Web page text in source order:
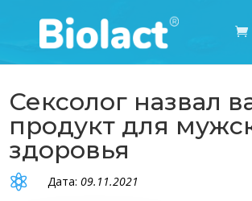
Сексолог назвал
продукт для
здоровья
 Дата: 09.11.2021